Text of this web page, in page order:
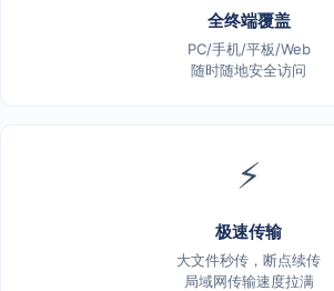
全终端覆盖
PC/手机/平板/Web
随时随地安全访问
⚡
极速传输
大文件秒传，断点续传
局域网传输速度拉满